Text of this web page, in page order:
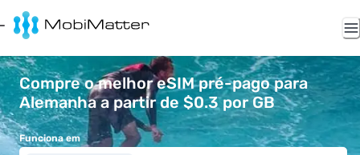
Compre o melhor eSIM pré-pago para
Alemanha a partir de $0.3 por GB
Funciona em